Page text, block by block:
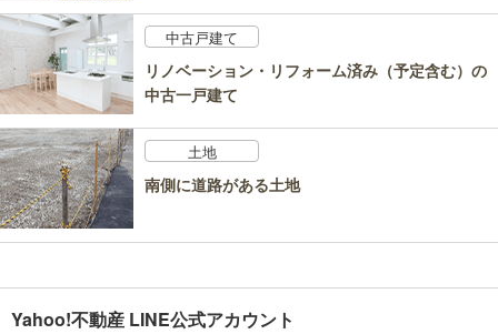
中古戸建て
リノベーション・リフォーム済み（予定含む）の
中古一戸建て
土地
南側に道路がある土地
Yahoo!不動産 LINE公式アカウント